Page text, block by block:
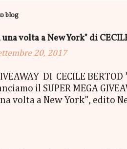
blog
volta a New York" di
20, 2017
DI CECILE
il SUPER MEGA
volta a New York", edito
ma non il mio Tailleur"